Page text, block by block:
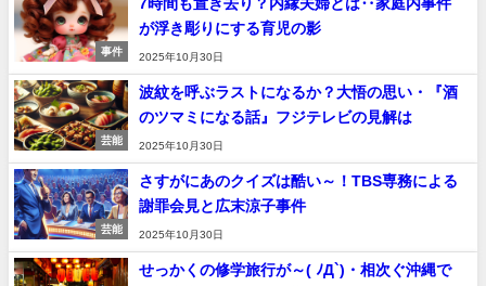
事件
7時間も置き去り？内縁夫婦とは‥家庭内事件
が浮き彫りにする育児の影
2025年10月30日
芸能
波紋を呼ぶラストになるか？大悟の思い・『酒
のツマミになる話』フジテレビの見解は
2025年10月30日
芸能
さすがにあのクイズは酷い～！TBS専務による
謝罪会見と広末涼子事件
2025年10月30日
せっかくの修学旅行が～( ﾉД`)・相次ぐ沖縄で